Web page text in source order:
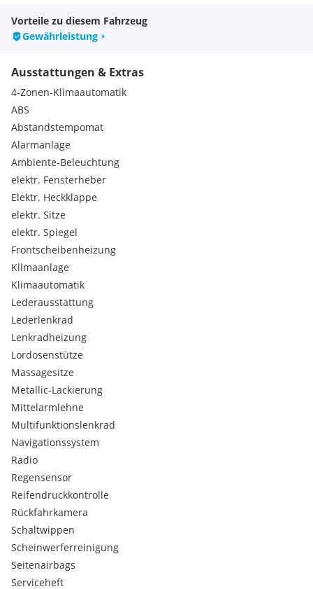
Vorteile zu diesem Fahrzeug
Gewährleistung
Ausstattungen & Extras
4-Zonen-Klimaautomatik
ABS
Abstandstempomat
Alarmanlage
Ambiente-Beleuchtung
elektr. Fensterheber
Elektr. Heckklappe
elektr. Sitze
elektr. Spiegel
Frontscheibenheizung
Klimaanlage
Klimaautomatik
Lederausstattung
Lederlenkrad
Lenkradheizung
Lordosenstütze
Massagesitze
Metallic-Lackierung
Mittelarmlehne
Multifunktionslenkrad
Navigationssystem
Radio
Regensensor
Reifendruckkontrolle
Rückfahrkamera
Schaltwippen
Scheinwerferreinigung
Seitenairbags
Serviceheft